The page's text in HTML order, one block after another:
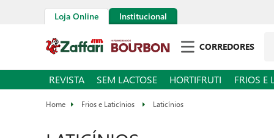
Loja Online Institucional
CORREDORES
REVISTA SEM LACTOSE HORTIFRUTI FRIOS E
Frios e Laticínios Laticínios